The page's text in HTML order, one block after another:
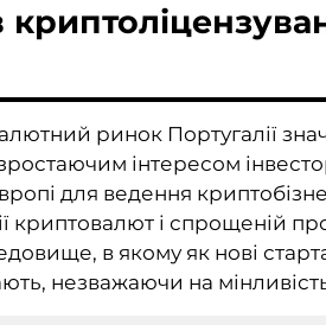
ринок Португалії
інтересом
для ведення
криптовалют і спрощеній
в якому як нові
незважаючи на